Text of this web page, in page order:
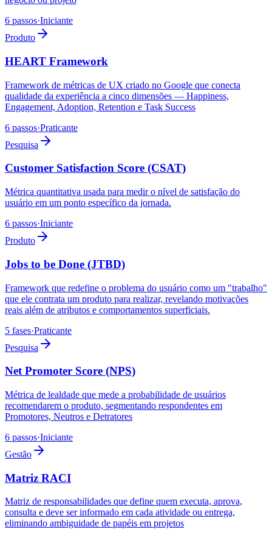
6 passos·Iniciante
Produto
HEART Framework
Framework de métricas de UX criado no Google que conecta
qualidade da experiência a cinco dimensões — Happiness,
Engagement, Adoption, Retention e Task Success
6 passos·Praticante
Pesquisa
Customer Satisfaction Score (CSAT)
Métrica quantitativa usada para medir o nível de satisfação do
usuário em um ponto específico da jornada.
6 passos·Iniciante
Produto
Jobs to be Done (JTBD)
Framework que redefine o problema do usuário como um "trabalho"
que ele contrata um produto para realizar, revelando motivações
reais além de atributos e comportamentos superficiais.
5 fases·Praticante
Pesquisa
Net Promoter Score (NPS)
Métrica de lealdade que mede a probabilidade de usuários
recomendarem o produto, segmentando respondentes em
Promotores, Neutros e Detratores
6 passos·Iniciante
Gestão
Matriz RACI
Matriz de responsabilidades que define quem executa, aprova,
consulta e deve ser informado em cada atividade ou entrega,
eliminando ambiguidade de papéis em projetos